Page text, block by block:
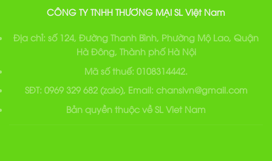
CÔNG TY TNHH THƯƠNG MẠI SL Việt Nam
Địa chỉ: số 124, Đường Thanh Bình, Phường Mộ Lao, Quận
Hà Đông, Thành phố Hà Nội
Mã số thuế: 0108314442.
SĐT: 0969 329 682 (zalo), Email: chanslvn@gmail.com
Bản quyền thuộc về SL Viet Nam